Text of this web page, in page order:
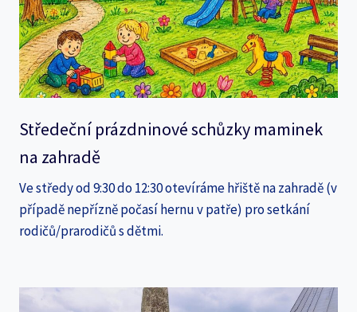
Středeční prázdninové schůzky maminek
na zahradě
Ve středy od 9:30 do 12:30 otevíráme hřiště na zahradě (v
případě nepřízně počasí hernu v patře) pro setkání
rodičů/prarodičů s dětmi.